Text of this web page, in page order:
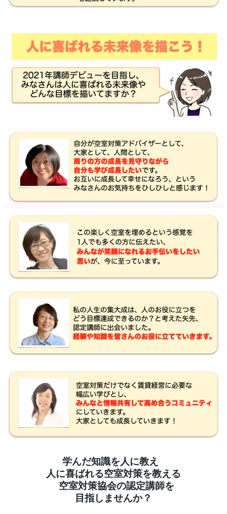
学んだ知識を人に教え
人に喜ばれる空室対策を教える
空室対策協会の認定講師を
目指しませんか？